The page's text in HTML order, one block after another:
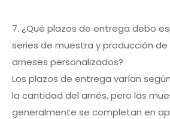
7. ¿Qué plazos de entrega debo
series de muestra y producción
arneses personalizados?
Los plazos de entrega varían
la cantidad del arnés, pero las
generalmente se completan en